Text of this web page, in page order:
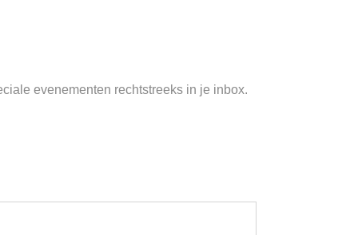
evenementen rechtstreeks in je inbox.